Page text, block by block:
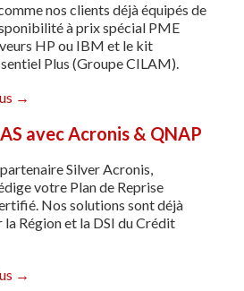
nos clients déjà équipés de
à prix spécial PME
HP ou IBM et le kit
Plus (Groupe CILAM).
→
avec Acronis & QNAP
Silver Acronis,
votre Plan de Reprise
Nos solutions sont déjà
la Région et la DSI du Crédit
→